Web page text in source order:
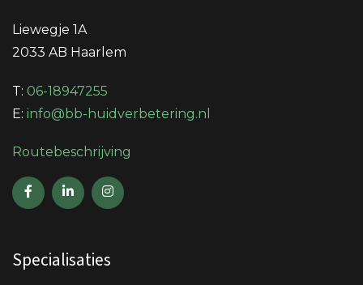
Liewegje 1A
2033 AB Haarlem
T: 06-18947255
E: info@bb-huidverbetering.nl
Routebeschrijving
Specialisaties